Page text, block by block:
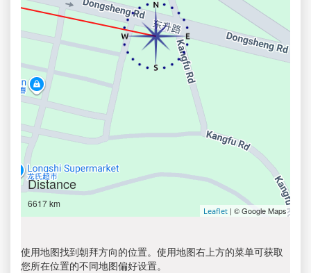
Distance
6617 km
Leaflet | © Google Maps
使用地图找到朝拜方向的位置。使用地图右上方的菜单可获取
您所在位置的不同地图偏好设置。